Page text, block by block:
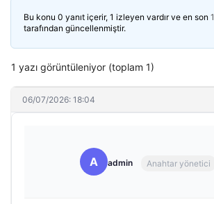
Bu konu 0 yanıt içerir, 1 izleyen vardır ve en son
tarafından güncellenmiştir.
1 yazı görüntüleniyor (toplam 1)
06/07/2026: 18:04
A admin Anahtar yönetici